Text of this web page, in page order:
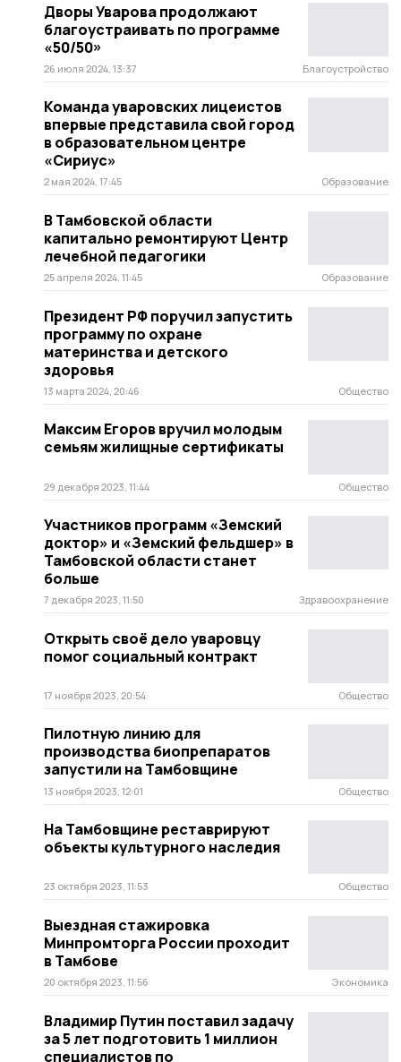
Дворы Уварова продолжают
благоустраивать по программе
«50/50»
26 июля 2024, 13:37 Благоустройство
Команда уваровских лицеистов
впервые представила свой город
в образовательном центре
«Сириус»
2 мая 2024, 17:45 Образование
В Тамбовской области
капитально ремонтируют Центр
лечебной педагогики
25 апреля 2024, 11:45 Образование
Президент РФ поручил запустить
программу по охране
материнства и детского
здоровья
13 марта 2024, 20:46 Общество
Максим Егоров вручил молодым
семьям жилищные сертификаты
29 декабря 2023, 11:44 Общество
Участников программ «Земский
доктор» и «Земский фельдшер» в
Тамбовской области станет
больше
7 декабря 2023, 11:50 Здравоохранение
Открыть своё дело уваровцу
помог социальный контракт
17 ноября 2023, 20:54 Общество
Пилотную линию для
производства биопрепаратов
запустили на Тамбовщине
13 ноября 2023, 12:01 Общество
На Тамбовщине реставрируют
объекты культурного наследия
23 октября 2023, 11:53 Общество
Выездная стажировка
Минпромторга России проходит
в Тамбове
20 октября 2023, 11:56 Экономика
Владимир Путин поставил задачу
за 5 лет подготовить 1 миллион
специалистов по